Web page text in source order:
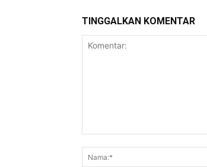
TINGGALKAN KOMENTAR